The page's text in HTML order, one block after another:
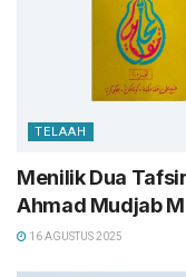
TELAAH
Menilik Dua
Ahmad Mudjab
16 AGUSTUS 2025